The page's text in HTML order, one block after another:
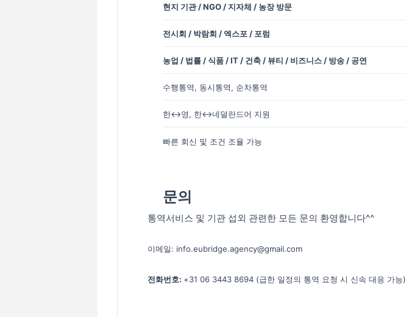
현지 기관 / NGO / 지자체 / 농장 방문
전시회 / 박람회 / 엑스포 / 포럼
농업 / 법률 / 식품 / IT / 건축 / 뷰티 / 비즈니스 / 방송 / 공연
수행통역, 동시통역, 순차통역
한↔영, 한↔네덜란드어 지원
빠른 회신 및 조건 조율 가능
문의
통역서비스 및 기관 섭외 관련한 모든 문의 환영합니다^^
이메일: info.eubridge.agency@gmail.com
전화번호: +31 06 3443 8694 (급한 일정의 통역 요청 시 신속 대응 가능)